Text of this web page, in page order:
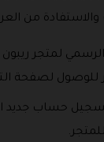
والاستفادة من
الرسمي لمتجر
للوصول لصفحة
حساب جديد